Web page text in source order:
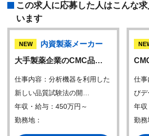
この求人に応募した人はこんな
います
NEW
内資製薬メーカー
大手製薬企業のCMC品…
仕事内容：分析機器を利用した
新しい品質試験法の開…
年収・給与：450万円～
勤務地：
仕事
び
年収
勤務